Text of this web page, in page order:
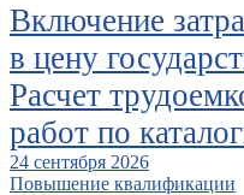
Включение
в цену
Расчет
работ по
24 сентября 2026
Повышение квалификации